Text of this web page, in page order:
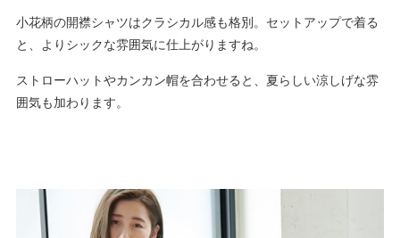
小花柄の開襟シャツはクラシカル感も格別。セットアップで着る
と、よりシックな雰囲気に仕上がりますね。
ストローハットやカンカン帽を合わせると、夏らしい涼しげな雰
囲気も加わります。